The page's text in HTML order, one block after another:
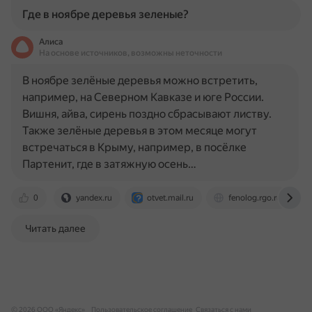
Где в ноябре деревья зеленые?
Алиса
На основе источников, возможны неточности
0 yandex.ru otvet.mail.ru fenolog.rgo.ru
В ноябре зелёные деревья можно встретить,
например, на Северном Кавказе и юге России.
Вишня, айва, сирень поздно сбрасывают листву.
Также зелёные деревья в этом месяце могут
встречаться в Крыму, например, в посёлке
Партенит, где в затяжную осень…
Читать далее
© 2026 ООО «Яндекс» Пользовательское соглашение Связаться с нами